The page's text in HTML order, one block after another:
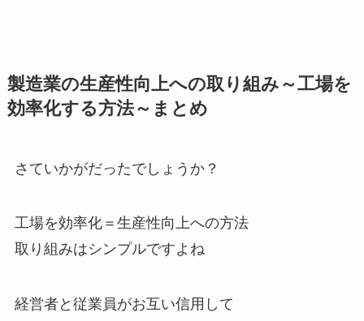
製造業の生産性向上への取り組み～工場を
効率化する方法～まとめ
さていかがだったでしょうか？
工場を効率化＝生産性向上への方法
取り組みはシンプルですよね
経営者と従業員がお互い信用して